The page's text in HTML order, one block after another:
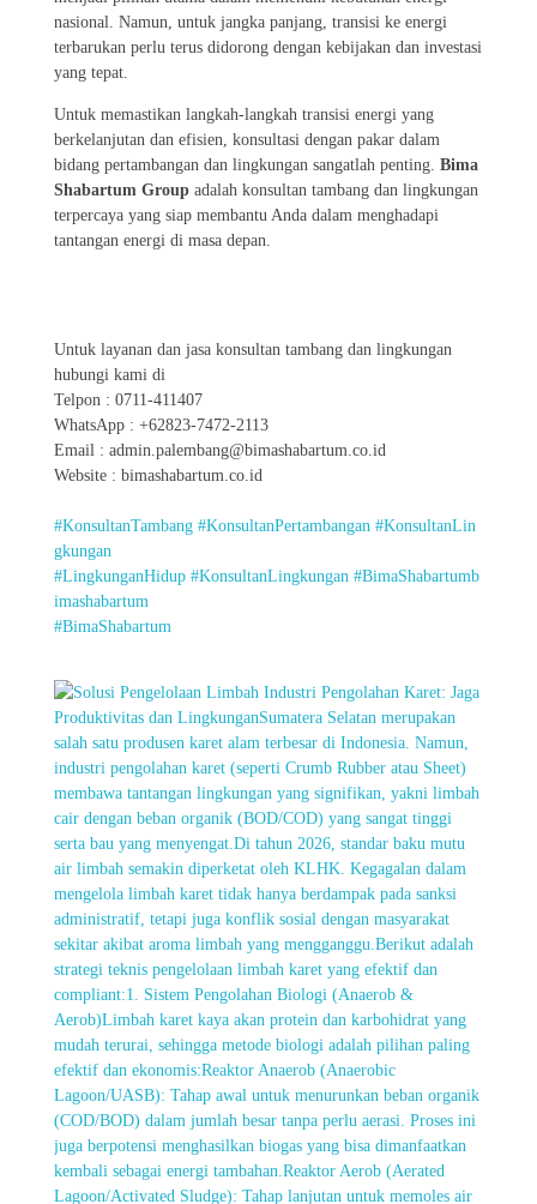
nasional. Namun, untuk jangka panjang, transisi ke energi
terbarukan perlu terus didorong dengan kebijakan dan investasi
yang tepat.
Untuk memastikan langkah-langkah transisi energi yang
berkelanjutan dan efisien, konsultasi dengan pakar dalam
bidang pertambangan dan lingkungan sangatlah penting. Bima
Shabartum Group adalah konsultan tambang dan lingkungan
terpercaya yang siap membantu Anda dalam menghadapi
tantangan energi di masa depan.
Untuk layanan dan jasa konsultan tambang dan lingkungan
hubungi kami di
Telpon : 0711-411407
WhatsApp : +62823-7472-2113
Email : admin.palembang@bimashabartum.co.id
Website : bimashabartum.co.id
#KonsultanTambang #KonsultanPertambangan #KonsultanLin
gkungan
#LingkunganHidup #KonsultanLingkungan #BimaShabartumb
imashabartum
#BimaShabartum